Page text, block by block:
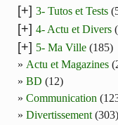
[+] 3- Tutos et Tests
[+] 4- Actu et Divers
[+] 5- Ma Ville (185)
Actu et Magazines
BD (12)
Communication
Divertissement (303)